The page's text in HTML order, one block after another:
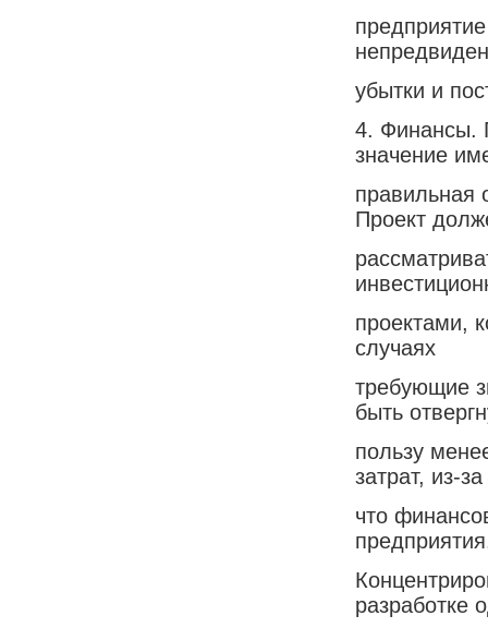
убытки и
4. Финансы.
значение
правильная
Проект
проектами,
случаях
требующие
быть
пользу
затрат, из-за
что
разработке